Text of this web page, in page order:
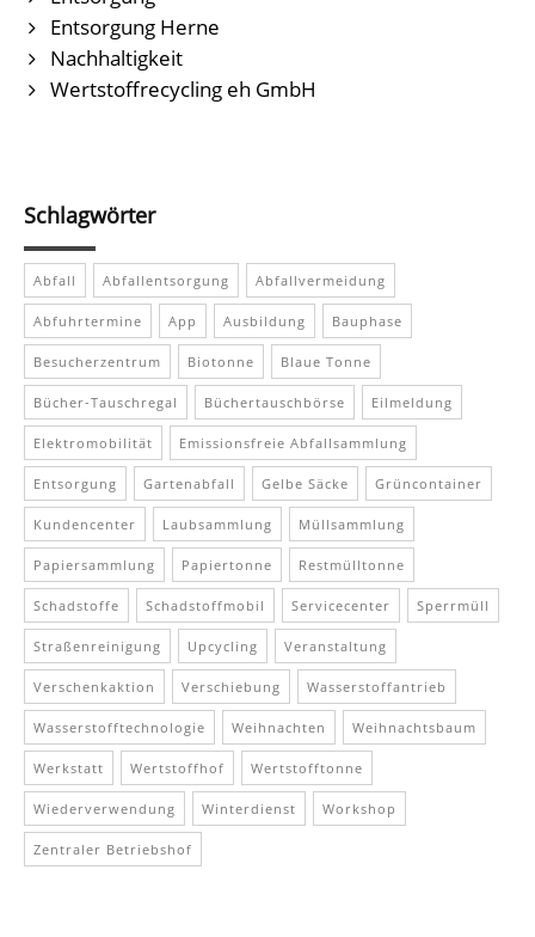
Entsorgung Herne
Nachhaltigkeit
Wertstoffrecycling eh GmbH
Schlagwörter
Abfall Abfallentsorgung Abfallvermeidung
Abfuhrtermine App Ausbildung Bauphase
Besucherzentrum Biotonne Blaue Tonne
Bücher-Tauschregal Büchertauschbörse Eilmeldung
Elektromobilität Emissionsfreie Abfallsammlung
Entsorgung Gartenabfall Gelbe Säcke Grüncontainer
Kundencenter Laubsammlung Müllsammlung
Papiersammlung Papiertonne Restmülltonne
Schadstoffe Schadstoffmobil Servicecenter Sperrmüll
Straßenreinigung Upcycling Veranstaltung
Verschenkaktion Verschiebung Wasserstoffantrieb
Wasserstofftechnologie Weihnachten Weihnachtsbaum
Werkstatt Wertstoffhof Wertstofftonne
Wiederverwendung Winterdienst Workshop
Zentraler Betriebshof